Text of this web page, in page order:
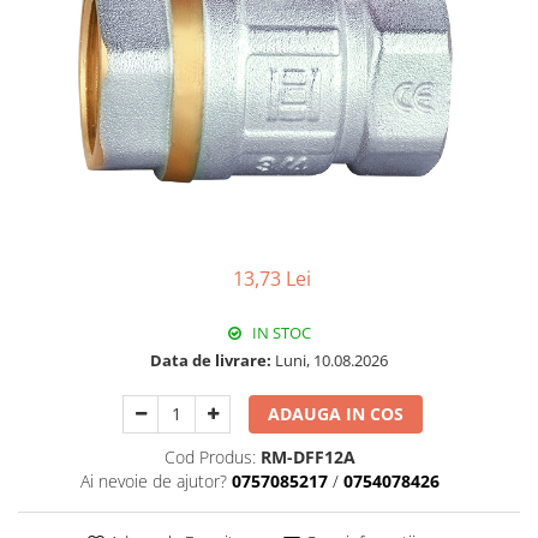
Pachet Centrale Termice
Instant pe gaz natural si GPL
Accesorii centrale pe GAZ si GPL
Cazane, Centrale si Termoseminee
cu functionare pe peleti
Centrale termice electrice
Butelie egalizare
Radiatoare/Calorifere din otel
Radiatoare/Calorifere din otel
Radiatoare/Calorifere Copa
13,73 Lei
IN STOC
Data de livrare: Luni, 10.08.2026
ADAUGA IN COS
Cod Produs: RM-DFF12A
Ai nevoie de ajutor? 0757085217 / 0754078426